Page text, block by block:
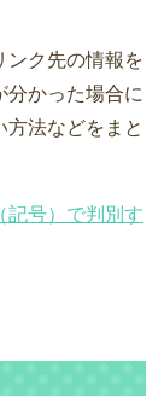
ンク先の情報を
分かった場合に
法などをまと
記号）で判別す